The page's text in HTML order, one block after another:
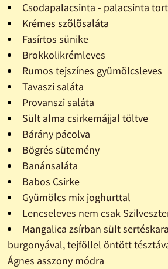
Csodapalacsinta - palacsinta
Krémes szõlõsaláta
Fasírtos sünike
Brokkolikrémleves
Rumos tejszínes gyümölcsleves
Tavaszi saláta
Provanszi saláta
Sült alma csirkemájjal töltve
Bárány pácolva
Bögrés sütemény
Banánsaláta
Babos Csirke
Gyümölcs mix joghurttal
Lencseleves nem csak
Mangalica zsírban sült
burgonyával, tejföllel öntött
Ágnes asszony módra